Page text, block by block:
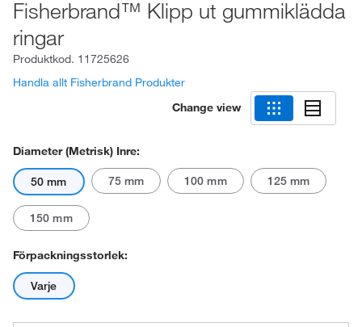
Fisherbrand™ Klipp ut gummiklädda
ringar
Produktkod. 11725626
Handla allt Fisherbrand Produkter
Change view
Diameter (metrisk) Inre:
50 mm 75 mm 100 mm 125 mm
150 mm
Förpackningsstorlek:
Varje